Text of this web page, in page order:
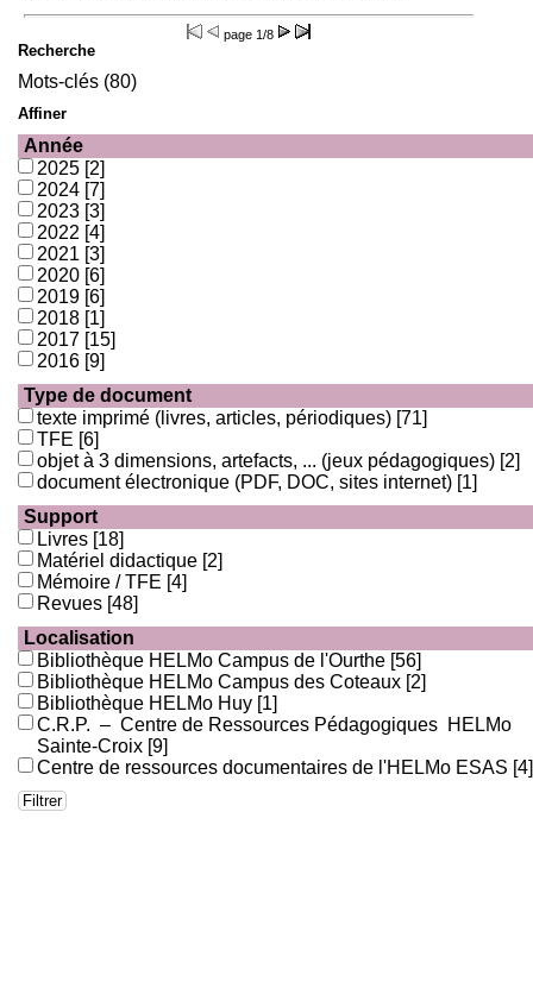
page 1/8
Recherche
Mots-clés (80)
Affiner
Année
2025 [2]
2024 [7]
2023 [3]
2022 [4]
2021 [3]
2020 [6]
2019 [6]
2018 [1]
2017 [15]
2016 [9]
Type de document
texte imprimé (livres, articles, périodiques) [71]
TFE [6]
objet à 3 dimensions, artefacts, ... (jeux pédagogiques) [2]
document électronique (PDF, DOC, sites internet) [1]
Support
Livres [18]
Matériel didactique [2]
Mémoire / TFE [4]
Revues [48]
Localisation
Bibliothèque HELMo Campus de l'Ourthe [56]
Bibliothèque HELMo Campus des Coteaux [2]
Bibliothèque HELMo Huy [1]
C.R.P. – Centre de Ressources Pédagogiques HELMo
Sainte-Croix [9]
Centre de ressources documentaires de l'HELMo ESAS [4]